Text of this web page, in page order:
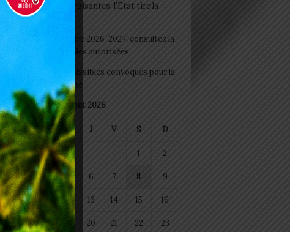
Togo/ Boissons énergisantes: l’État tire la
sonnette d’alarme
Togo/ Rentrée scolaire 2026-2027: consultez la
liste officielle des écoles autorisées
ESSAL 2026 : les admissibles convoqués pour la
visite médicale à Lomé
août 2026
L M M J V S D
1 2
3 4 5 6 7 8 9
10 11 12 13 14 15 16
17 18 20 21 22 23